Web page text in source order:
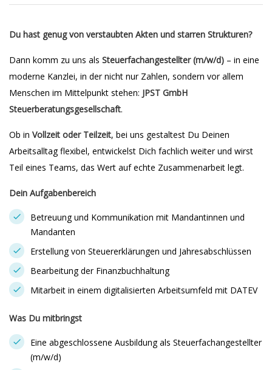
Du hast genug von verstaubten Akten und starren Strukturen?
Dann komm zu uns als Steuerfachangestellter (m/w/d) – in eine
moderne Kanzlei, in der nicht nur Zahlen, sondern vor allem
Menschen im Mittelpunkt stehen: JPST GmbH
Steuerberatungsgesellschaft.
Ob in Vollzeit oder Teilzeit, bei uns gestaltest Du Deinen
Arbeitsalltag flexibel, entwickelst Dich fachlich weiter und wirst
Teil eines Teams, das Wert auf echte Zusammenarbeit legt.
Dein Aufgabenbereich
Betreuung und Kommunikation mit Mandantinnen und
Mandanten
Erstellung von Steuererklärungen und Jahresabschlüssen
Bearbeitung der Finanzbuchhaltung
Mitarbeit in einem digitalisierten Arbeitsumfeld mit DATEV
Was Du mitbringst
Eine abgeschlossene Ausbildung als Steuerfachangestellter
(m/w/d)